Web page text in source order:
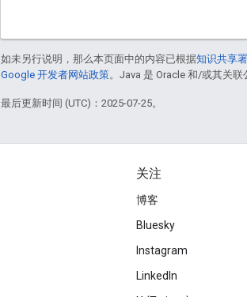
如未另行说明，那么本页面中的内容已根据知识共享
Google 开发者网站政策。Java 是 Oracle 和/或其关联
最后更新时间 (UTC)：2025-07-25。
关注
博客
Bluesky
Instagram
LinkedIn